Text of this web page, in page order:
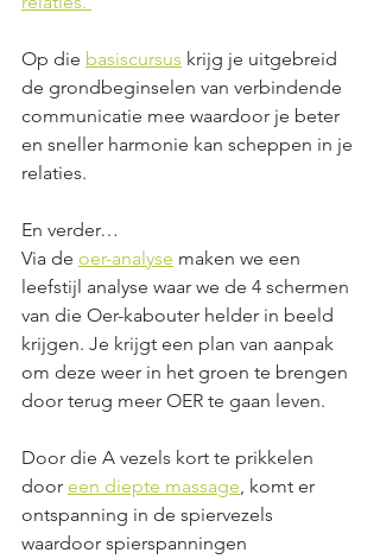
Op die basiscursus krijg je uitgebreid
de grondbeginselen van verbindende
communicatie mee waardoor je beter
en sneller harmonie kan scheppen in je
relaties.
En verder…
Via de oer-analyse maken we een
leefstijl analyse waar we de 4 schermen
van die Oer-kabouter helder in beeld
krijgen. Je krijgt een plan van aanpak
om deze weer in het groen te brengen
door terug meer OER te gaan leven.
Door die A vezels kort te prikkelen
door een diepte massage, komt er
ontspanning in de spiervezels
waardoor spierspanningen